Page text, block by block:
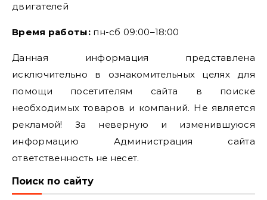
двигателей
Время работы:пн-сб 09:00–18:00
Данная информация представлена
исключительно в ознакомительных целях для
помощи посетителям сайта в поиске
необходимых товаров и компаний. Не является
рекламой! За неверную и изменившуюся
информацию Администрация сайта
ответственность не несет.
Поиск по сайту